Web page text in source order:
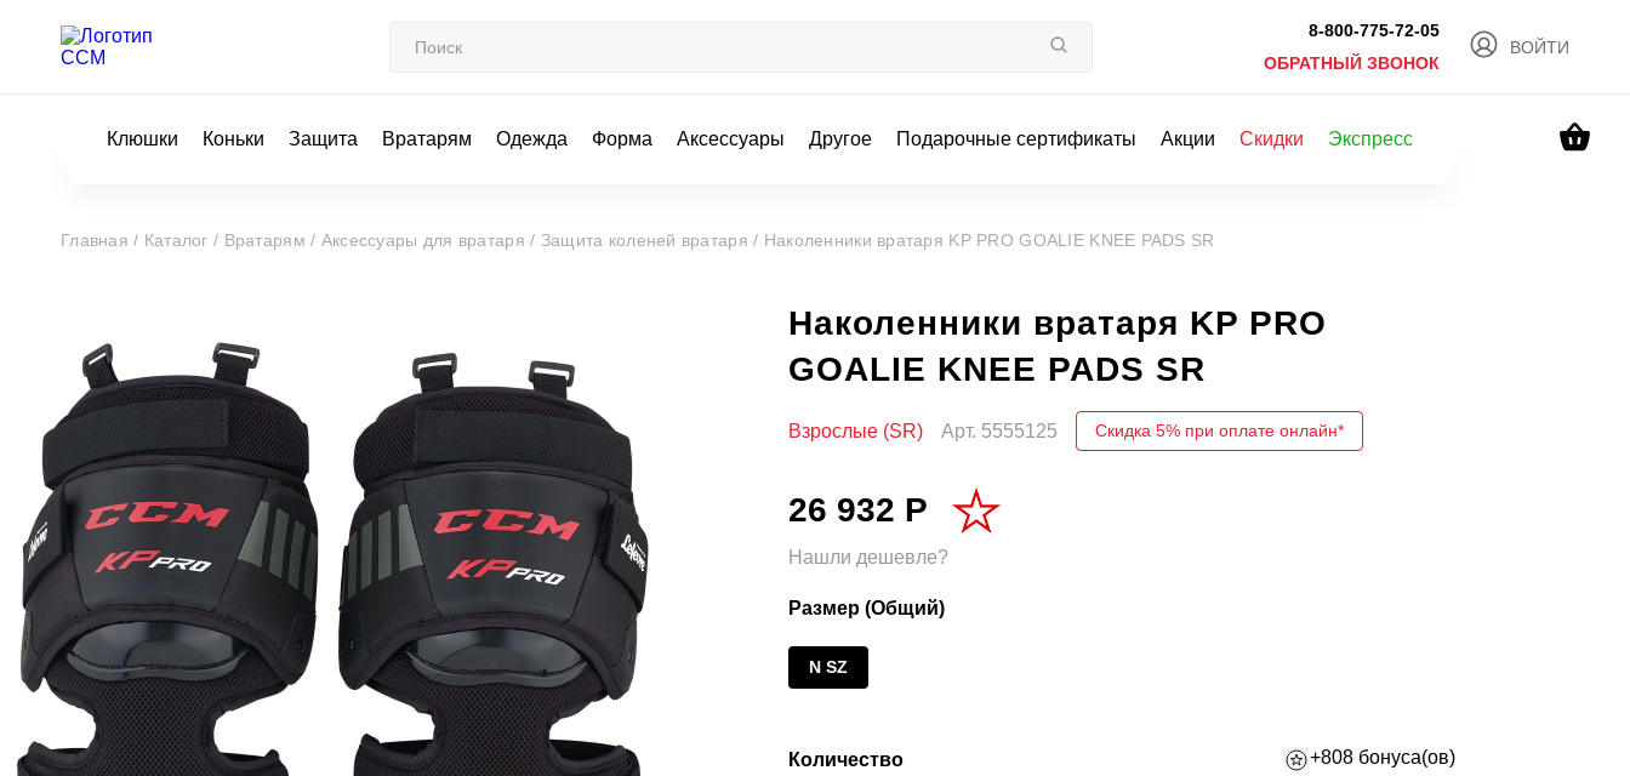
8-800-775-72-05
ОБРАТНЫЙ ЗВОНОК
ВОЙТИ
Клюшки Коньки Защита Вратарям Одежда Форма Аксессуары Другое Подарочные сертификаты Акции Скидки Экспресс
Главная / Каталог / Вратарям / Аксессуары для вратаря / Защита коленей вратаря / Наколенники вратаря KP PRO GOALIE KNEE PADS SR
Наколенники вратаря KP PRO
GOALIE KNEE PADS SR
Взрослые (SR) Арт. 5555125 Скидка 5% при оплате онлайн*
26 932 Р
Нашли дешевле?
Размер (Общий)
N SZ
Количество +808 бонуса(ов)